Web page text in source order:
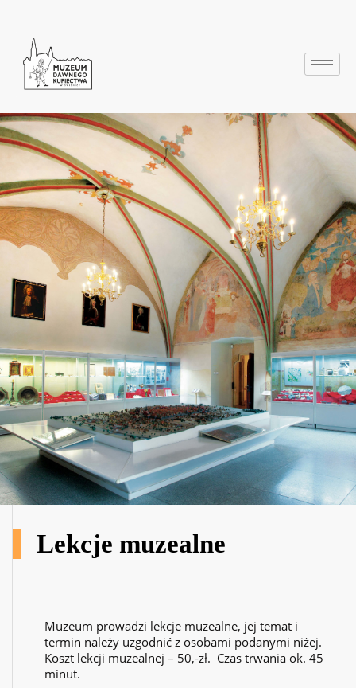
Lekcje muzealne
Muzeum prowadzi lekcje muzealne, jej temat i
termin należy uzgodnić z osobami podanymi niżej.
Koszt lekcji muzealnej – 50,-zł. Czas trwania ok. 45
minut.